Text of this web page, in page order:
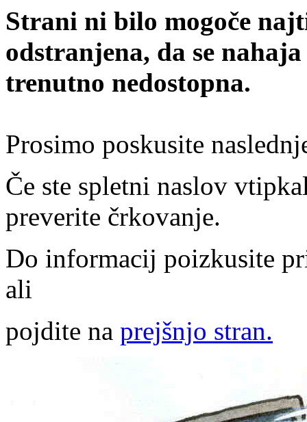
Strani ni bilo mogoče
odstranjena, da se
trenutno nedostopna.
Prosimo poskusite
Če ste spletni naslov
preverite črkovanje.
Do informacij poizkusite
ali
pojdite na prejšnjo stran.